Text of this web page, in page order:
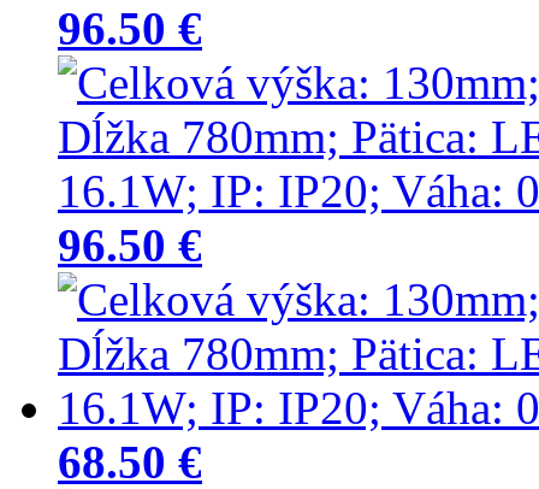
96.50 €
96.50 €
68.50 €